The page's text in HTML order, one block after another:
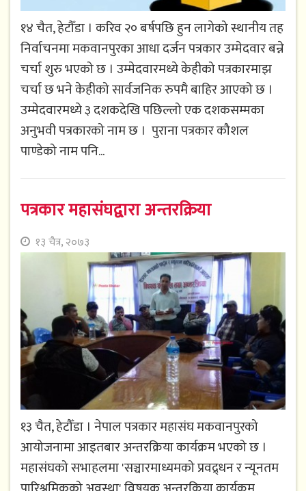
१४ चैत, हेटौँडा । करिव २० बर्षपछि हुन लागेको स्थानीय तह
निर्वाचनमा मकवानपुरका आधा दर्जन पत्रकार उम्मेदवार बन्ने
चर्चा शुरु भएको छ । उम्मेदवारमध्ये केहीको पत्रकारमाझ
चर्चा छ भने केहीको सार्वजनिक रुपमै बाहिर आएको छ ।
उम्मेदवारमध्ये ३ दशकदेखि पछिल्लो एक दशकसम्मका
अनुभवी पत्रकारको नाम छ । पुराना पत्रकार कौशल
पाण्डेको नाम पनि...
पत्रकार महासंघद्वारा अन्तरक्रिया
१३ चैत्र, २०७३
१३ चैत, हेटौँडा । नेपाल पत्रकार महासंघ मकवानपुरको
आयोजनामा आइतबार अन्तरक्रिया कार्यक्रम भएको छ ।
महासंघको सभाहलमा 'सञ्चारमाध्यमको प्रवद्र्धन र न्यूनतम